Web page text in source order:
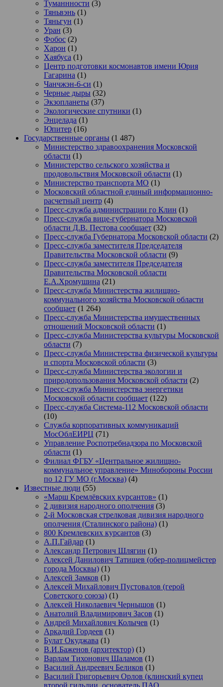
Туманнности (3)
Тяньвэнь (1)
Тяньгун (1)
Уран (3)
Фобос (2)
Харон (1)
Хаябуса (1)
Центр подготовки космонавтов имени Юрия
Гагарина (1)
Чанчжэн-6-си (1)
Черные дыры (32)
Экзопланеты (37)
Экологические спутники (1)
Энцелада (1)
Юпитер (16)
Государственные органы (1 487)
Министерство здравоохранения Московской
области (1)
Министерство сельского хозяйства и
продовольствия Московской области (1)
Министерство транспорта МО (1)
Московский областной единый информационно-
расчетный центр (4)
Пресс-служба администрации го Клин (1)
Пресс-служба вице-губернатора Московской
области Д.В. Пестова сообщает (32)
Пресс-служба Губернатора Московской области (2)
Пресс-служба заместителя Председателя
Правительства Московской области (9)
Пресс-служба заместителя Председателя
Правительства Московской области
Е.А.Хромушина (21)
Пресс-служба Министерства жилищно-
коммунального хозяйства Московской области
сообщает (1 264)
Пресс-служба Министерства имущественных
отношений Московской области (1)
Пресс-служба Министерства культуры Московской
области (7)
Пресс-служба Министерства физической культуры
и спорта Московской области (3)
Пресс-служба Министерства экологии и
природопользования Московской области (2)
Пресс-служба Министерства энергетики
Московской области сообщает (122)
Пресс-служба Система-112 Московской области
(10)
Служба корпоративных коммуникаций
МосОблЕИРЦ (71)
Управление Роспотребнадзора по Московской
области (1)
Филиал ФГБУ «Центральное жилищно-
коммунальное управление» Минобороны России
по 12 ГУ МО (г.Москва) (4)
Известные люди (55)
«Марш Кремлёвских курсантов» (1)
2 дивизия народного ополчения (3)
2-й Московская стрелковая дивизия народного
ополчения (Сталинского района) (1)
800 Кремлевских курсантов (3)
А.П.Гайдар (1)
Александр Петрович Шлягин (1)
Алексей Данилович Татищев (обер-полицмейстер
города Москвы) (1)
Алексей Замков (1)
Алексей Михайлович Пустовалов (герой
Советского союза) (1)
Алексей Николаевич Чернышов (1)
Анатолий Владимирович Засов (1)
Андрей Михайлович Колычев (1)
Аркадий Гордеев (1)
Булат Окуджава (1)
В.И.Баженов (архитектор) (1)
Варлам Тихонович Шаламов (1)
Василий Андреевич Беликов (1)
Василий Григорьевич Орлов (клинский купец
второй гильдии, основатель ПАО